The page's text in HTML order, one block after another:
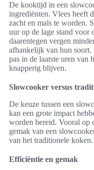
De kooktijd in een
ingrediënten. Vlees heeft
zacht en mals te worden.
uur op de lage stand voor
daarentegen vergen
afhankelijk van hun soort.
pas in de laatste uren van
knapperig blijven.
Slowcooker versus
De keuze tussen een
kan een grote impact
worden bereid. Vooral op
gemak van een
van het traditionele koken.
Efficiëntie en gemak